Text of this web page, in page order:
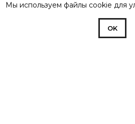
Мы используем файлы cookie для
OK